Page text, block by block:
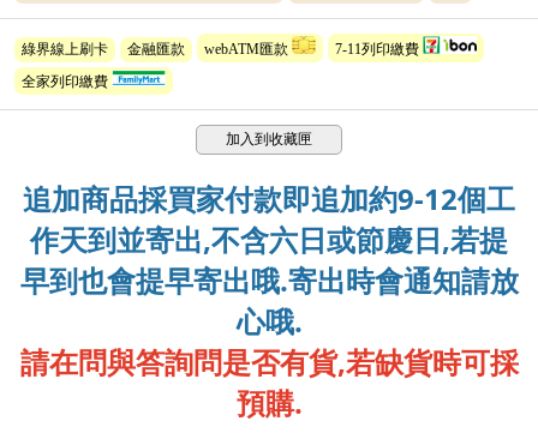
綠界線上刷卡 金融匯款 webATM匯款
7-11列印繳費
全家列印繳費
加入到收藏匣
追加商品採買家付款即追加約9-12個工
作天到並寄出,不含六日或節慶日,若提
早到也會提早寄出哦.寄出時會通知請放
心哦.
請在問與答詢問是否有貨,若缺貨時可採
預購.